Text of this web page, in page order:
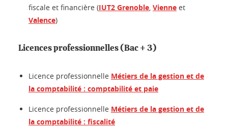
fiscale et financière (IUT2 Grenoble Vienne et
Valence)
Licences professionnelles (Bac + 3)
Licence professionnelle Métiers de la gestion et de
la comptabilité : comptabilité et paie
Licence professionnelle Métiers de la gestion et de
la comptabilité : fiscalité